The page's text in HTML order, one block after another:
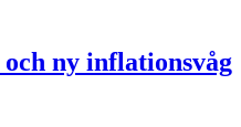
ny inflationsvåg